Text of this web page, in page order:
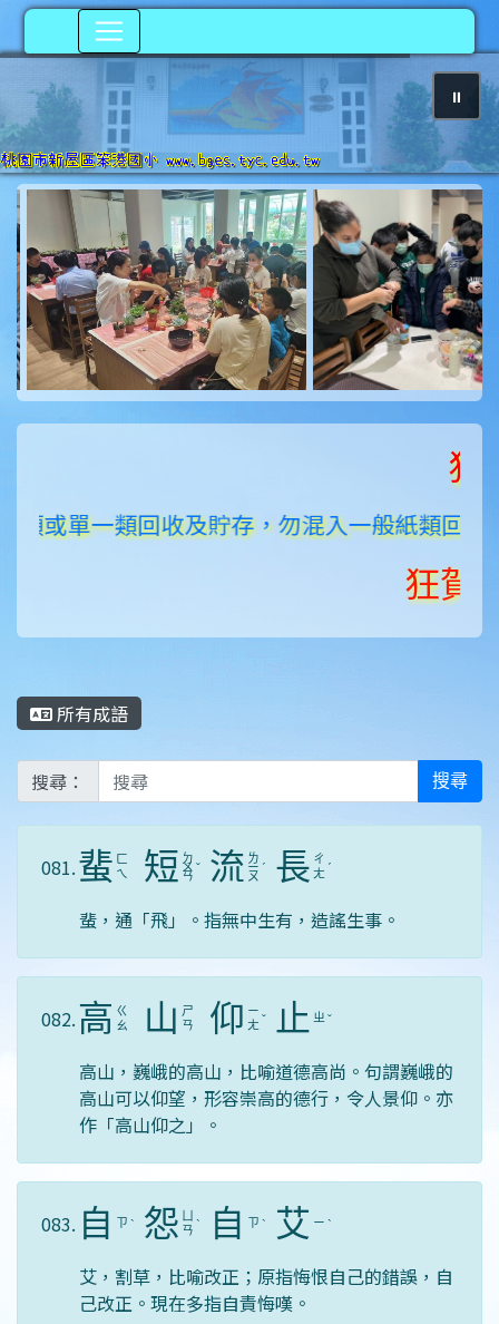
⏸
photo-207
狂賀
一類回收及貯存，勿混入一般紙類回收、貯
狂賀！
所有成語
搜尋： 搜尋
081.蜚 ㄈ
ㄟ
短 ㄉ
ㄨ
ㄢ
ˇ 流 ㄌ
ㄧ
ㄡ
ˊ 長 ㄔ
ㄤ ˊ
蜚，通「飛」。指無中生有，造謠生事。
082.高 ㄍ
ㄠ
山 ㄕ
ㄢ
仰 ㄧ
ㄤ ˇ 止 ㄓ ˇ
高山，巍峨的高山，比喻道德高尚。句謂巍峨的
高山可以仰望，形容崇高的德行，令人景仰。亦
作「高山仰之」。
083. 自 ㄗ ˋ 怨 ㄢ ˋ 自 ㄗ ˋ 艾 ㄧ ˋ
艾，割草，比喻改正；原指悔恨自己的錯誤，自
己改正。現在多指自責悔嘆。